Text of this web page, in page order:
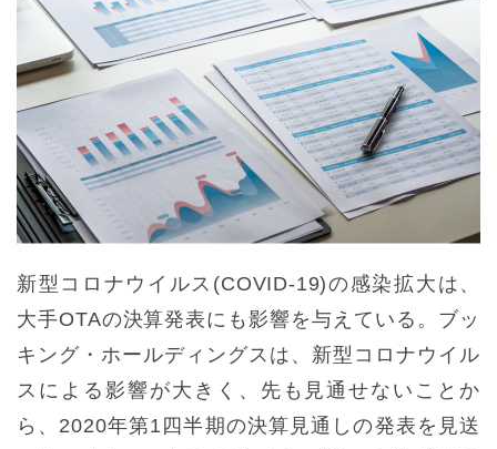
新型コロナウイルス(COVID-19)の感染拡大は、
大手OTAの決算発表にも影響を与えている。ブッ
キング・ホールディングスは、新型コロナウイル
スによる影響が大きく、先も見通せないことか
ら、2020年第1四半期の決算見通しの発表を見送